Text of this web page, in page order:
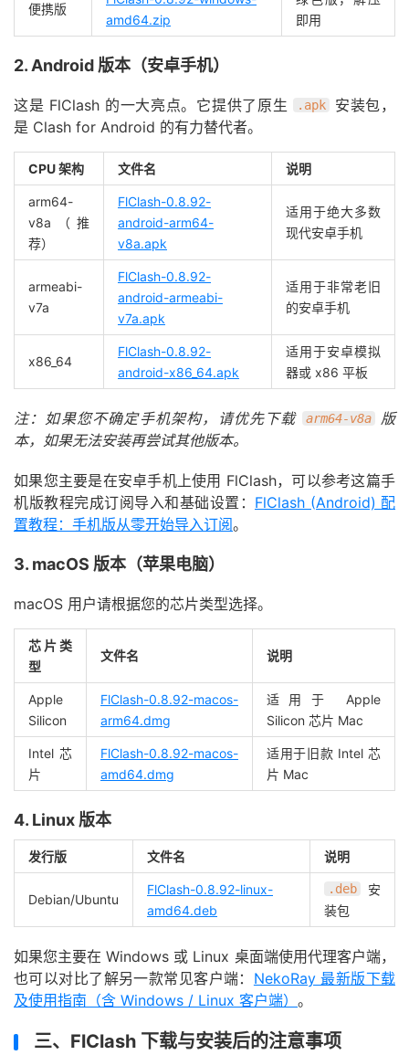
便携版
amd64.zip
即用
2. Android 版本（安卓手机）
这是 FlClash 的一大亮点。它提供了原生 .apk
安装包，
是 Clash for Android 的有力替代者。
CPU 架构 文件名 说明
arm64-
v8a（推
荐）
FlClash-0.8.92-
android-arm64-
v8a.apk
适用于绝大多数
现代安卓手机
armeabi-
v7a
FlClash-0.8.92-
android-armeabi-
v7a.apk
适用于非常老旧
的安卓手机
x86_64
FlClash-0.8.92-
android-x86_64.apk
适用于安卓模拟
器或 x86 平板
注：如果您不确定手机架构，请优先下载 arm64-v8a
版
本，如果无法安装再尝试其他版本。
如果您主要是在安卓手机上使用 FlClash，可以参考这篇手
机版教程完成订阅导入和基础设置： FlClash (Android) 配
置教程：手机版从零开始导入订阅。
3. macOS 版本（苹果电脑）
macOS 用户请根据您的芯片类型选择。
芯片类
型
文件名 说明
Apple
Silicon
FlClash-0.8.92-macos-
arm64.dmg
适用于 Apple
Silicon 芯片 Mac
Intel 芯
片
FlClash-0.8.92-macos-
amd64.dmg
适用于旧款 Intel 芯
片 Mac
4. Linux 版本
发行版 文件名 说明
Debian/Ubuntu
FlClash-0.8.92-linux-
amd64.deb
.deb
安
装包
如果您主要在 Windows 或 Linux 桌面端使用代理客户端，
也可以对比了解另一款常见客户端： NekoRay 最新版下载
及使用指南（含 Windows / Linux 客户端） 。
三、FlClash 下载与安装后的注意事项